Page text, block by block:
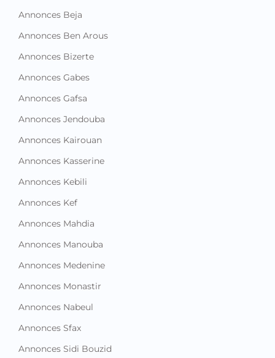
Annonces Beja
Annonces Ben Arous
Annonces Bizerte
Annonces Gabes
Annonces Gafsa
Annonces Jendouba
Annonces Kairouan
Annonces Kasserine
Annonces Kebili
Annonces Kef
Annonces Mahdia
Annonces Manouba
Annonces Medenine
Annonces Monastir
Annonces Nabeul
Annonces Sfax
Annonces Sidi Bouzid